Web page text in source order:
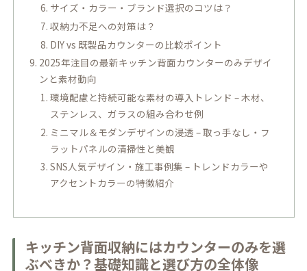
サイズ・カラー・ブランド選択のコツは？
収納力不足への対策は？
DIY vs 既製品カウンターの比較ポイント
2025年注目の最新キッチン背面カウンターのみデザイ
ンと素材動向
環境配慮と持続可能な素材の導入トレンド – 木材、
ステンレス、ガラスの組み合わせ例
ミニマル＆モダンデザインの浸透 – 取っ手なし・フ
ラットパネルの清掃性と美観
SNS人気デザイン・施工事例集 – トレンドカラーや
アクセントカラーの特徴紹介
キッチン背面収納にはカウンターのみを選
ぶべきか？基礎知識と選び方の全体像